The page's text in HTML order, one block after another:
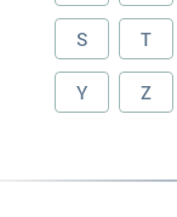
S T
Y Z